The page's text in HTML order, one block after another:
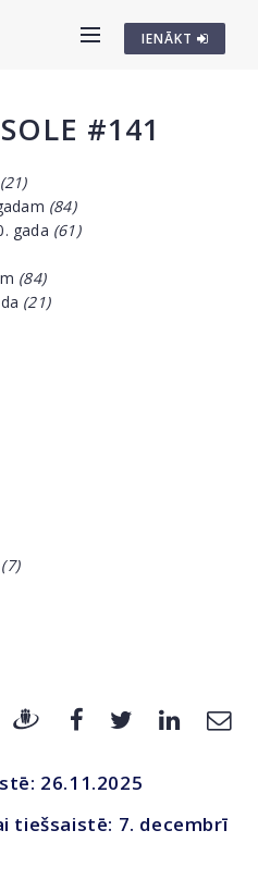
IENĀKT
#141
(21)
(84)
gada (61)
(84)
(21)
(7)
26.11.2025
tiešsaistē: 7. decembrī